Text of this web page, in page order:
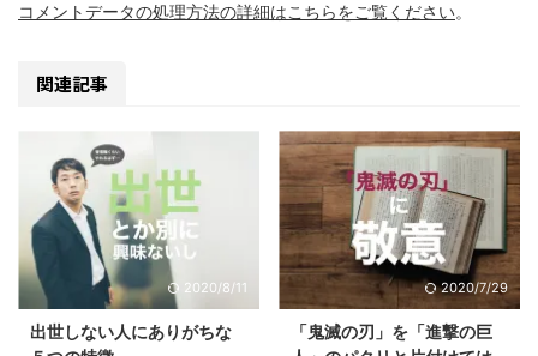
コメントデータの処理方法の詳細はこちらをご覧ください。
関連記事
2020/8/11
出世しない人にありがちな
2020/7/29
「鬼滅の刃」を「進撃の巨